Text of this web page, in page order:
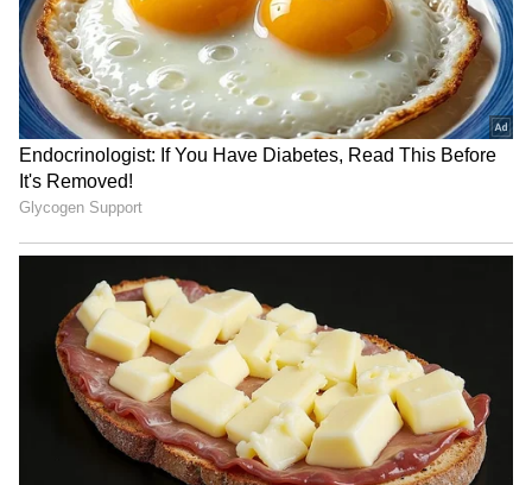
ಎಸೆತಗಳಲ್ಲಿ ಅಜೇಯ 76 ರನ್ ಸಿಡಿಸಿದ ಬೆಥೆಲ್, ಭಾರತದ
ಬೌಲರ್‌ಗಳನ್ನು ಮನಬಂದಂತೆ ಕಾಡಿದರು. ಆರಂಭದಲ್ಲಿ
ತಾಳ್ಮೆಯಿಂದ ಆಡಿದ ಇವರು, ಸರಿಯಾದ ಸಮಯದಲ್ಲಿ ಗೇರ್
ಬದಲಿಸಿ ಭಾರತದ ಸ್ಪಿನ್ನರ್‌ಗಳ ಮೇಲೆರಗಿ ಗೆಲುವು
ಸುಲಭವಾಗಿಸಿದರು.